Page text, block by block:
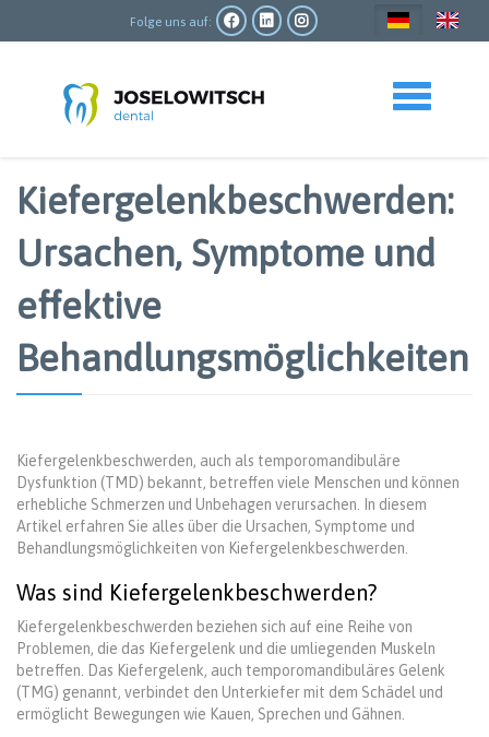
Inhalt
Folge uns auf:
Toggle navigation
Kiefergelenkbeschwerden:
Ursachen, Symptome und
effektive
Behandlungsmöglichkeiten
Kiefergelenkbeschwerden, auch als temporomandibuläre
Dysfunktion (TMD) bekannt, betreffen viele Menschen und können
erhebliche Schmerzen und Unbehagen verursachen. In diesem
Artikel erfahren Sie alles über die Ursachen, Symptome und
Behandlungsmöglichkeiten von Kiefergelenkbeschwerden.
Was sind Kiefergelenkbeschwerden?
Kiefergelenkbeschwerden beziehen sich auf eine Reihe von
Problemen, die das Kiefergelenk und die umliegenden Muskeln
betreffen. Das Kiefergelenk, auch temporomandibuläres Gelenk
(TMG) genannt, verbindet den Unterkiefer mit dem Schädel und
ermöglicht Bewegungen wie Kauen, Sprechen und Gähnen.